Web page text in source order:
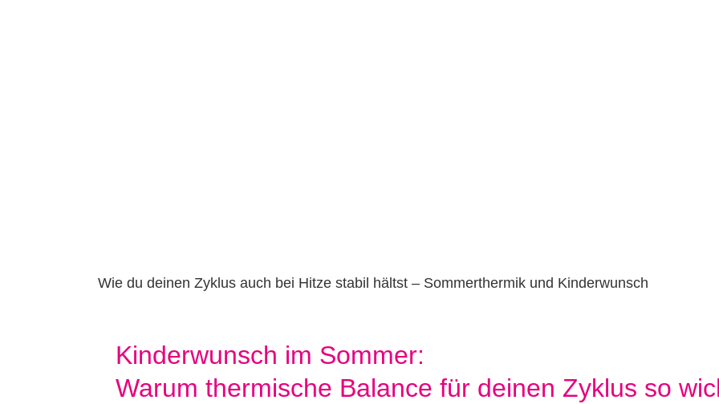
Wie du deinen Zyklus auch bei Hitze stabil hältst – Sommerthermik und Kinderwunsch
Kinderwunsch im Sommer:
Warum thermische Balance für deinen Zyklus so